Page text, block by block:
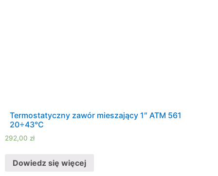
Termostatyczny zawór mieszający 1″ ATM 561
20÷43°C
292,00 zł
Dowiedz się więcej